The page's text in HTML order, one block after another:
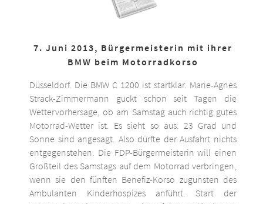
7. Juni 2013, Bürgermeisterin mit ihrer
BMW beim Motorradkorso
Düsseldorf. Die BMW C 1200 ist startklar. Marie-Agnes
Strack-Zimmermann guckt schon seit Tagen die
Wettervorhersage, ob am Samstag auch richtig gutes
Motorrad-Wetter ist. Es sieht so aus: 23 Grad und
Sonne sind angesagt. Also dürfte der Ausfahrt nichts
entgegenstehen. Die FDP-Bürgermeisterin will einen
Großteil des Samstags auf dem Motorrad verbringen,
wenn sie den fünften Benefiz-Korso zugunsten des
Ambulanten Kinderhospizes anführt. Start der